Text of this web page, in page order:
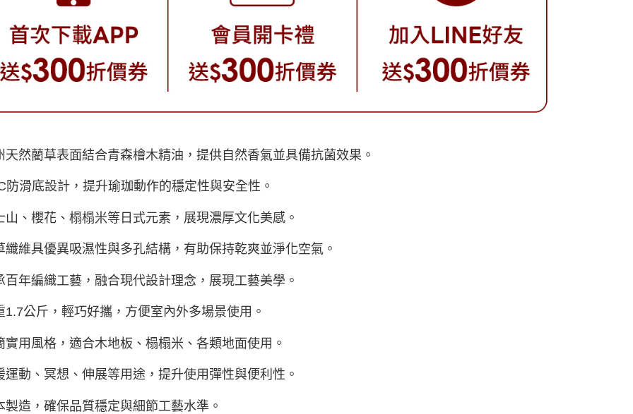
天然藺草表面結合青森檜木精油，提供自然香氣並具備抗菌效果。
防滑底設計，提升瑜珈動作的穩定性與安全性。
山、櫻花、榻榻米等日式元素，展現濃厚文化美感。
纖維具優異吸濕性與多孔結構，有助保持乾爽並淨化空氣。
百年編織工藝，融合現代設計理念，展現工藝美學。
1.7公斤，輕巧好攜，方便室內外多場景使用。
實用風格，適合木地板、榻榻米、各類地面使用。
運動、冥想、伸展等用途，提升使用彈性與便利性。
製造，確保品質穩定與細節工藝水準。